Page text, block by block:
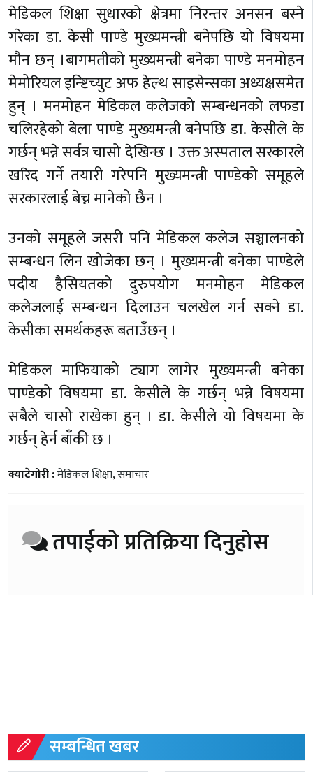
मेडिकल शिक्षा सुधारको क्षेत्रमा निरन्तर अनसन बस्ने
गरेका डा. केसी पाण्डे मुख्यमन्त्री बनेपछि यो विषयमा
मौन छन् ।बागमतीको मुख्यमन्त्री बनेका पाण्डे मनमोहन
मेमोरियल इन्ष्टिच्युट अफ हेल्थ साइसेन्सका अध्यक्षसमेत
हुन् । मनमोहन मेडिकल कलेजको सम्बन्धनको लफडा
चलिरहेको बेला पाण्डे मुख्यमन्त्री बनेपछि डा. केसीले के
गर्छन् भन्ने सर्वत्र चासो देखिन्छ । उक्त अस्पताल सरकारले
खरिद गर्ने तयारी गरेपनि मुख्यमन्त्री पाण्डेको समूहले
सरकारलाई बेच्न मानेको छैन ।
उनको समूहले जसरी पनि मेडिकल कलेज सञ्चालनको
सम्बन्धन लिन खोजेका छन् । मुख्यमन्त्री बनेका पाण्डेले
पदीय हैसियतको दुरुपयोग मनमोहन मेडिकल
कलेजलाई सम्बन्धन दिलाउन चलखेल गर्न सक्ने डा.
केसीका समर्थकहरू बताउँछन् ।
मेडिकल माफियाको ट्याग लागेर मुख्यमन्त्री बनेका
पाण्डेको विषयमा डा. केसीले के गर्छन् भन्ने विषयमा
सबैले चासो राखेका हुन् । डा. केसीले यो विषयमा के
गर्छन् हेर्न बाँकी छ ।
क्याटेगोरी :मेडिकल शिक्षा,समाचार
तपाईको प्रतिक्रिया दिनुहोस
सम्बन्धित खबर